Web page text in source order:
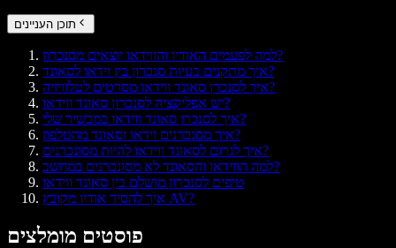
תוכן העניינים
למה לפעמים האודיו והווידאו יוצאים מסנכרון?
איך מתקנים בעיות סנכרון בין וידאו לסאונד?
איך לסנכרן סאונד ווידאו מסרטים לטלוויזיה?
יש אפליקציה לסנכרון סאונד ווידאו?
איך לסנכרן סאונד ווידאו במכשיר שלי?
איך מסנכרנים וידאו וסאונד מהטלפון?
איך לגרום לסאונד ווידאו להיות מסונכרנים?
למה הווידאו והסאונד לא מסונכרנים במחשב?
טיפים לסנכרון מושלם בין סאונד ווידאו
איך להסיר אודיו מקובץ AV?
פוסטים מומלצים